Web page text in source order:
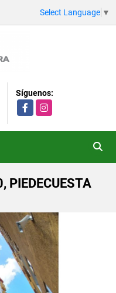
Select Language ▼
Síguenos:
FacebookInstagram
PIEDECUESTA